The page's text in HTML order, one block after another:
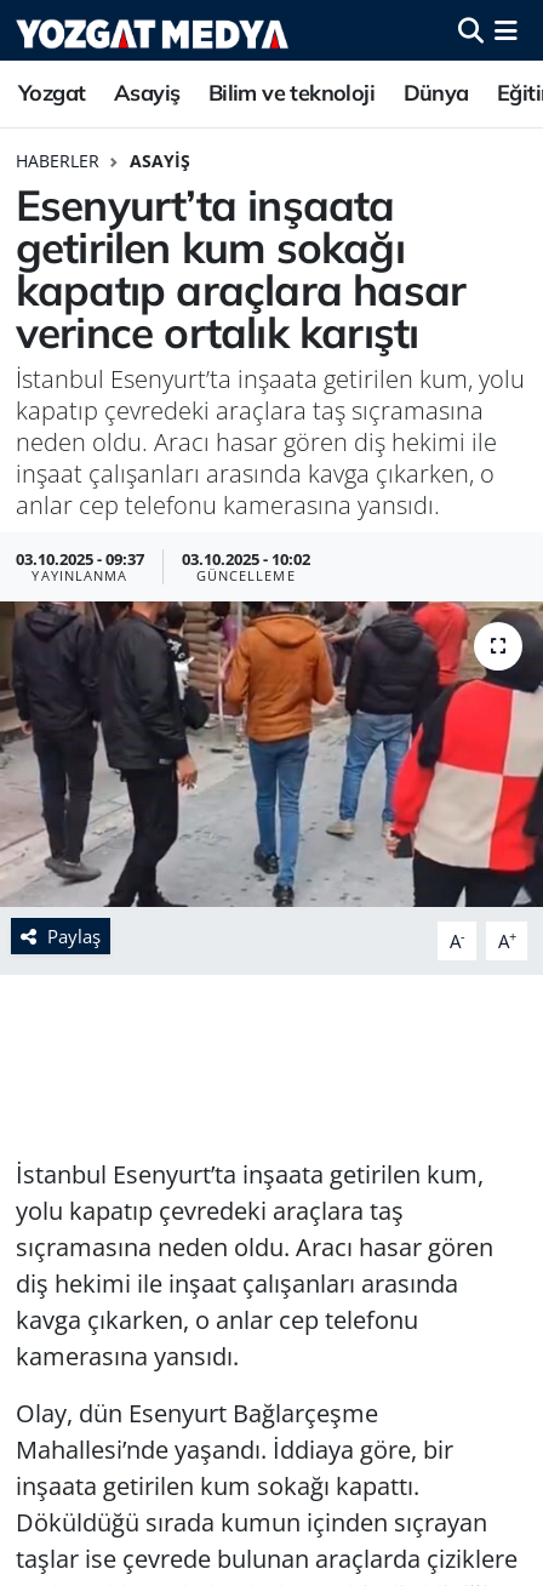
Yozgat Asayiş Bilim ve teknoloji Dünya
HABERLER ASAYIŞ
Esenyurt’ta inşaata
getirilen kum sokağı
kapatıp araçlara hasar
verince ortalık karıştı
İstanbul Esenyurt’ta inşaata getirilen kum, yolu
kapatıp çevredeki araçlara taş sıçramasına
neden oldu. Aracı hasar gören diş hekimi ile
inşaat çalışanları arasında kavga çıkarken, o
anlar cep telefonu kamerasına yansıdı.
03.10.2025 - 09:37
YAYINLANMA
03.10.2025 - 10:02
GÜNCELLEME
Paylaş A- A+
İstanbul Esenyurt’ta inşaata getirilen kum,
yolu kapatıp çevredeki araçlara taş
sıçramasına neden oldu. Aracı hasar gören
diş hekimi ile inşaat çalışanları arasında
kavga çıkarken, o anlar cep telefonu
kamerasına yansıdı.
Olay, dün Esenyurt Bağlarçeşme
Mahallesi’nde yaşandı. İddiaya göre, bir
inşaata getirilen kum sokağı kapattı.
Döküldüğü sırada kumun içinden sıçrayan
taşlar ise çevrede bulunan araçlarda çiziklere